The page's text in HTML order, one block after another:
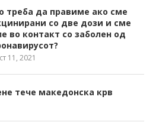
треба да правиме ако сме
со две дози и сме
во контакт со заболен од
11, 2021
тече македонска крв